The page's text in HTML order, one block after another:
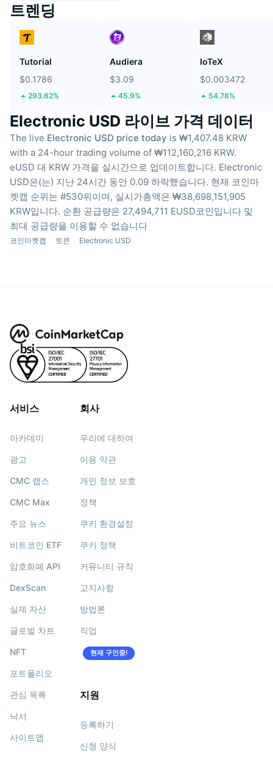
트렌딩
Tutorial
$0.1786
293.62%
Audiera
$3.09
45.9%
IoTeX
$0.003472
54.78%
Electronic USD 라이브 가격 데이터
The live Electronic USD price today is ₩1,407.48 KRW
with a 24-hour trading volume of ₩112,160,216 KRW.
eUSD 대 KRW 가격을 실시간으로 업데이트합니다. Electronic
USD은(는) 지난 24시간 동안 0.09 하락했습니다. 현재 코인마
켓캡 순위는 #530위이며, 실시가총액은 ₩38,698,151,905
KRW입니다. 순환 공급량은 27,494,711 EUSD코인입니다 및
최대 공급량을 이용할 수 없습니다
코인마켓캡 토큰 Electronic USD
서비스
아카데미
광고
CMC 랩스
CMC Max
주요 뉴스
비트코인 ETF
암호화폐 API
DexScan
실제 자산
글로벌 차트
NFT
포트폴리오
관심 목록
낙서
사이트맵
회사
우리에 대하여
이용 약관
개인 정보 보호
정책
쿠키 환경설정
쿠키 정책
커뮤니티 규칙
고지사항
방법론
직업
현재 구인중!
지원
등록하기
신청 양식